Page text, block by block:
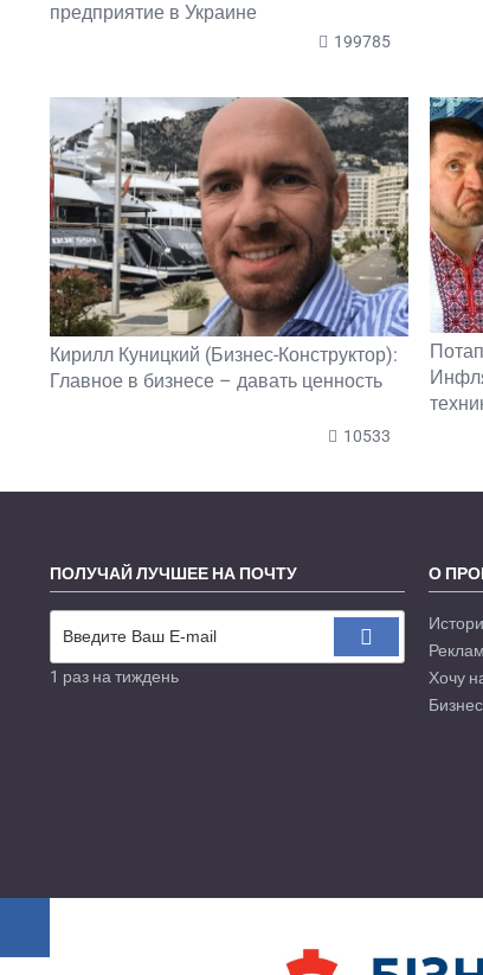
предприятие в Украине
199785
Кирилл Куницкий (Бизнес-Конструктор):
Главное в бизнесе – давать ценность
10533
ПОЛУЧАЙ ЛУЧШЕЕ НА ПОЧТУ
1 раз на тиждень
О
Хочу